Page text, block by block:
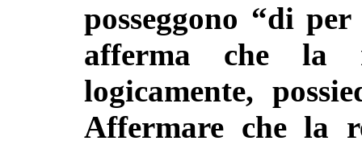
posseggono “di
afferma che la
logicamente,
Affermare che la